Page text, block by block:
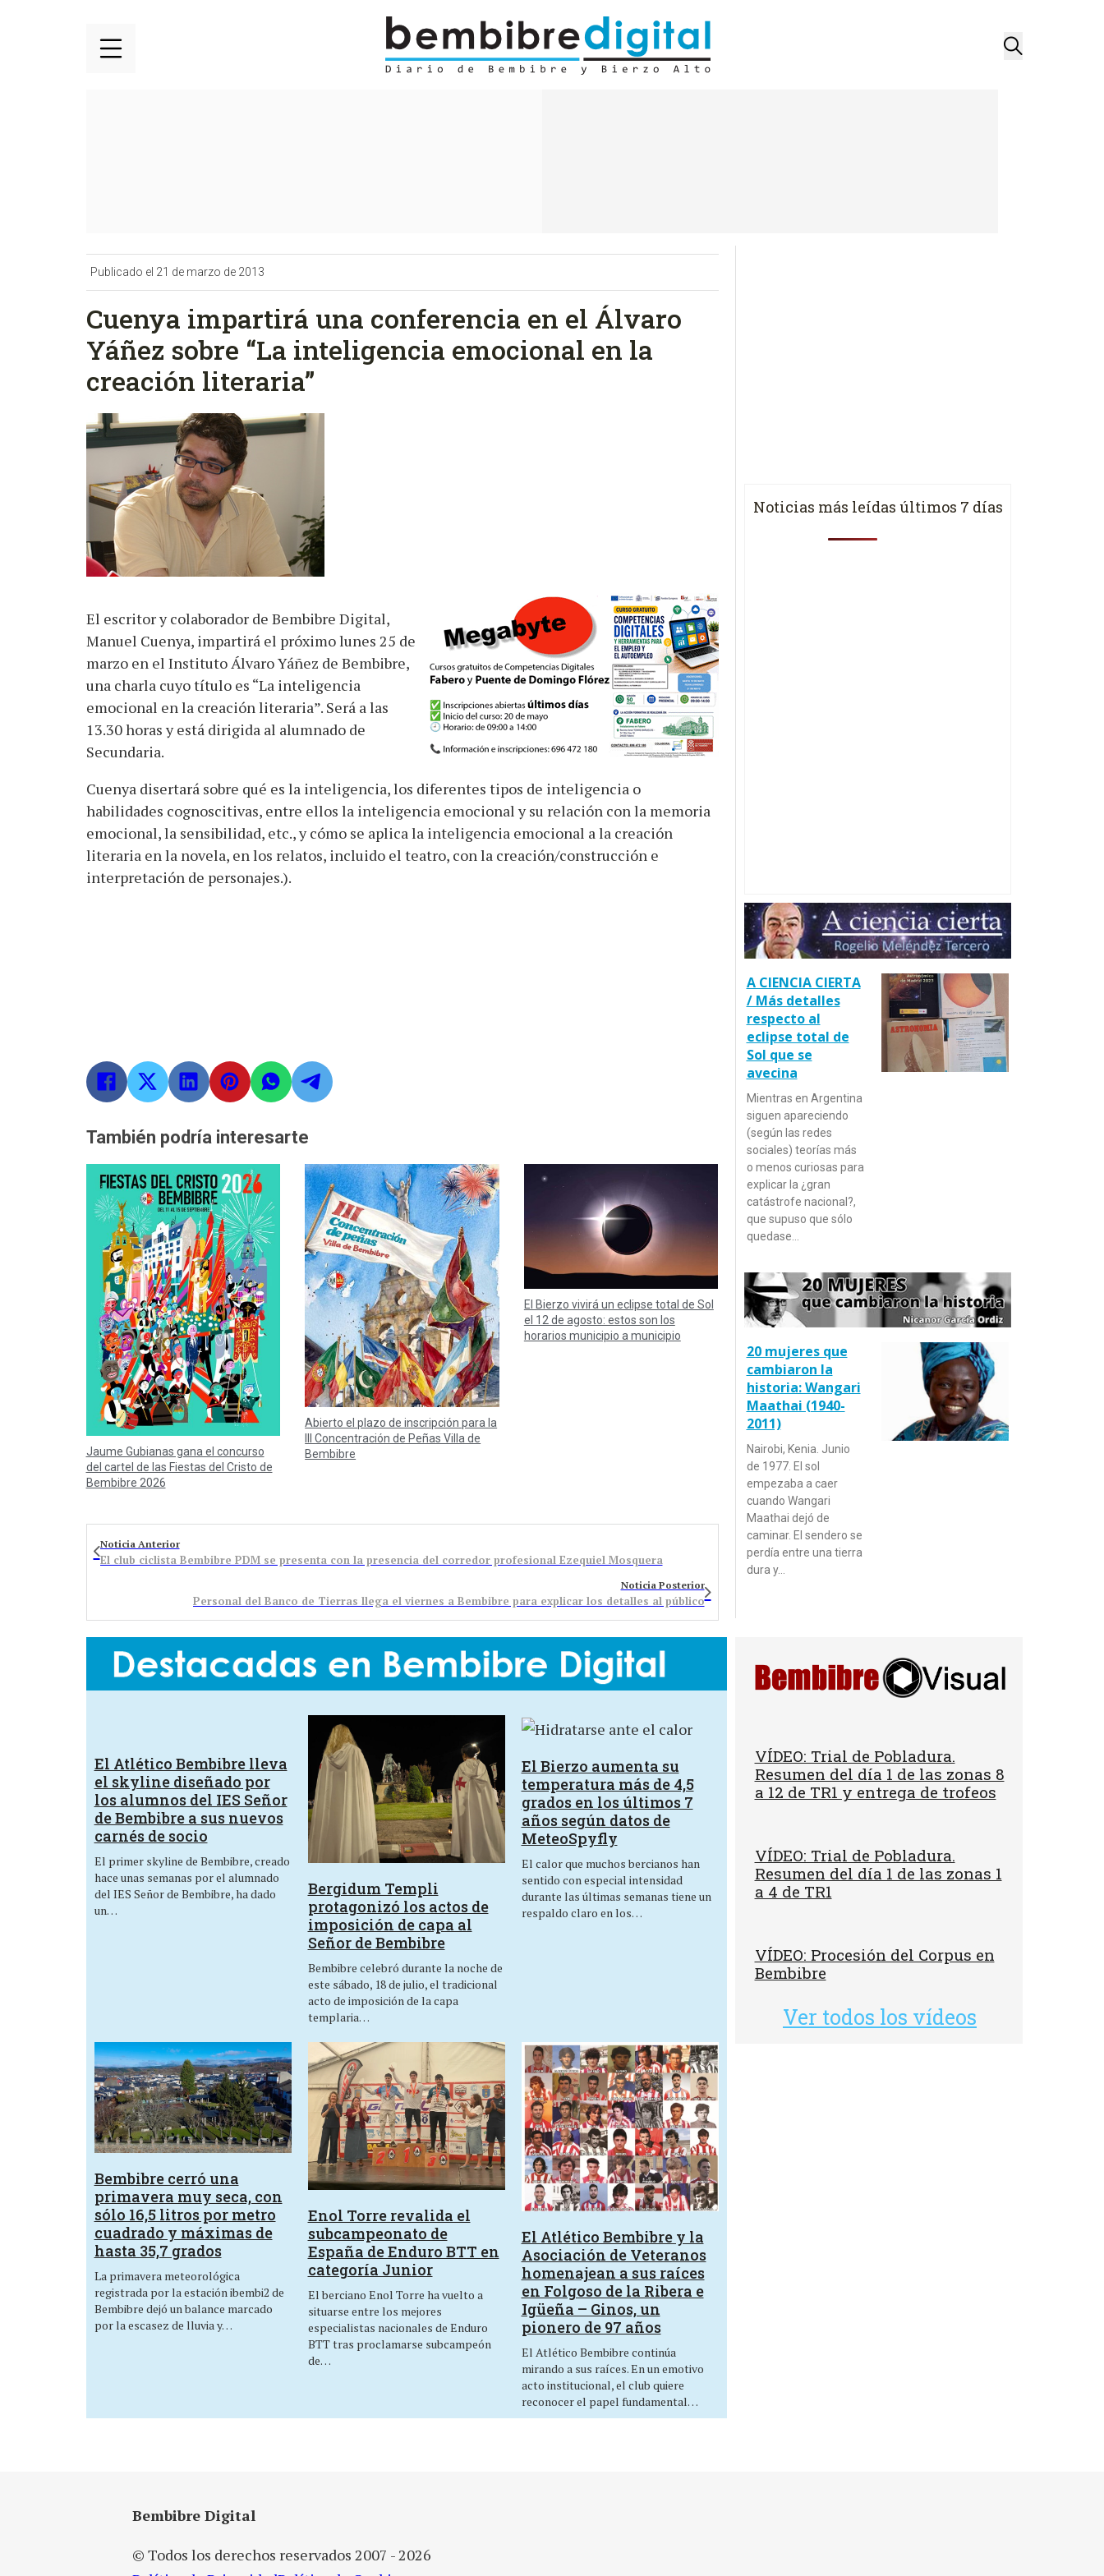
Publicado el 21 de marzo de 2013
Cuenya impartirá una conferencia en el Álvaro
Yáñez sobre “La inteligencia emocional en la
creación literaria”
El escritor y colaborador de Bembibre Digital,
Manuel Cuenya, impartirá el próximo lunes 25 de
marzo en el Instituto Álvaro Yáñez de Bembibre,
una charla cuyo título es “La inteligencia
emocional en la creación literaria”. Será a las
13.30 horas y está dirigida al alumnado de
Secundaria.
Cuenya disertará sobre qué es la inteligencia, los diferentes tipos de inteligencia o
habilidades cognoscitivas, entre ellos la inteligencia emocional y su relación con la memoria
emocional, la sensibilidad, etc., y cómo se aplica la inteligencia emocional a la creación
literaria en la novela, en los relatos, incluido el teatro, con la creación/construcción e
interpretación de personajes.).
También podría interesarte
Jaume Gubianas gana el concurso
del cartel de las Fiestas del Cristo de
Bembibre 2026
Abierto el plazo de inscripción para la
III Concentración de Peñas Villa de
Bembibre
El Bierzo vivirá un eclipse total de Sol
el 12 de agosto: estos son los
horarios municipio a municipio
Noticia Anterior
El club ciclista Bembibre PDM se presenta con la presencia del corredor profesional Ezequiel Mosquera
Noticia Posterior
Personal del Banco de Tierras llega el viernes a Bembibre para explicar los detalles al público
Noticias más leídas últimos 7 días
A CIENCIA CIERTA
/ Más detalles
respecto al
eclipse total de
Sol que se
avecina
Mientras en Argentina
siguen apareciendo
(según las redes
sociales) teorías más
o menos curiosas para
explicar la ¿gran
catástrofe nacional?,
que supuso que sólo
quedase…
20 mujeres que
cambiaron la
historia: Wangari
Maathai (1940-
2011)
Nairobi, Kenia. Junio
de 1977. El sol
empezaba a caer
cuando Wangari
Maathai dejó de
caminar. El sendero se
perdía entre una tierra
dura y…
El Atlético Bembibre lleva
el skyline diseñado por
los alumnos del IES Señor
de Bembibre a sus nuevos
carnés de socio
El primer skyline de Bembibre, creado
hace unas semanas por el alumnado
del IES Señor de Bembibre, ha dado
un…
Bergidum Templi
protagonizó los actos de
imposición de capa al
Señor de Bembibre
Bembibre celebró durante la noche de
este sábado, 18 de julio, el tradicional
acto de imposición de la capa
templaria…
El Bierzo aumenta su
temperatura más de 4,5
grados en los últimos 7
años según datos de
MeteoSpyfly
El calor que muchos bercianos han
sentido con especial intensidad
durante las últimas semanas tiene un
respaldo claro en los…
Bembibre cerró una
primavera muy seca, con
sólo 16,5 litros por metro
cuadrado y máximas de
hasta 35,7 grados
La primavera meteorológica
registrada por la estación ibembi2 de
Bembibre dejó un balance marcado
por la escasez de lluvia y…
Enol Torre revalida el
subcampeonato de
España de Enduro BTT en
categoría Junior
El berciano Enol Torre ha vuelto a
situarse entre los mejores
especialistas nacionales de Enduro
BTT tras proclamarse subcampeón
de…
El Atlético Bembibre y la
Asociación de Veteranos
homenajean a sus raíces
en Folgoso de la Ribera e
Igüeña – Ginos, un
pionero de 97 años
El Atlético Bembibre continúa
mirando a sus raíces. En un emotivo
acto institucional, el club quiere
reconocer el papel fundamental…
VÍDEO: Trial de Pobladura.
Resumen del día 1 de las zonas 8
a 12 de TR1 y entrega de trofeos
VÍDEO: Trial de Pobladura.
Resumen del día 1 de las zonas 1
a 4 de TR1
VÍDEO: Procesión del Corpus en
Bembibre
Ver todos los vídeos
Bembibre Digital
© Todos los derechos reservados 2007 - 2026